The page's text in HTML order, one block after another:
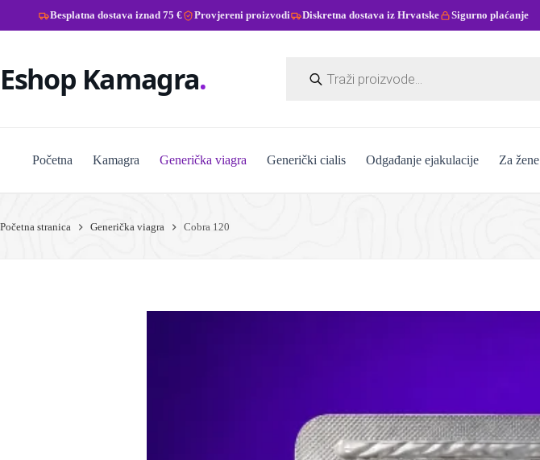
Besplatna dostava iznad 75 € Provjereni proizvodi Diskretna dostava iz Hrvatske Sigurno plaćanje
sadržaj
Eshop Kamagra
search
Početna Kamagra Generička viagra Generički cialis Odgađanje ejakulacije Za žene
Početna stranica Generička viagra Cobra 120